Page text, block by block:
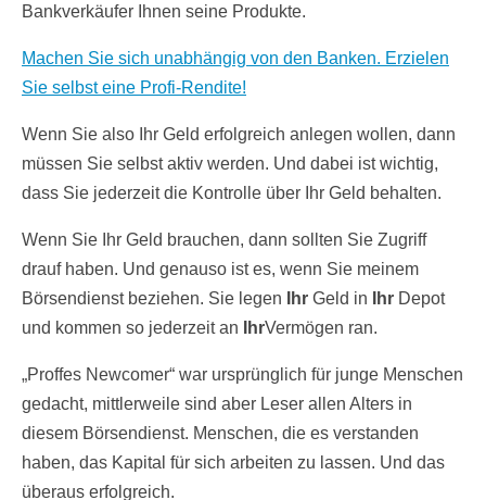
Bankverkäufer Ihnen seine Produkte.
Machen Sie sich unabhängig von den Banken. Erzielen
Sie selbst eine Profi-Rendite!
Wenn Sie also Ihr Geld erfolgreich anlegen wollen, dann
müssen Sie selbst aktiv werden. Und dabei ist wichtig,
dass Sie jederzeit die Kontrolle über Ihr Geld behalten.
Wenn Sie Ihr Geld brauchen, dann sollten Sie Zugriff
drauf haben. Und genauso ist es, wenn Sie meinem
Börsendienst beziehen. Sie legen
Ihr Geld in Ihr Depot
und kommen so jederzeit an
IhrVermögen ran.
„Proffes Newcomer“ war ursprünglich für junge Menschen
gedacht, mittlerweile sind aber Leser allen Alters in
diesem Börsendienst. Menschen, die es verstanden
haben, das Kapital für sich arbeiten zu lassen. Und das
überaus erfolgreich.